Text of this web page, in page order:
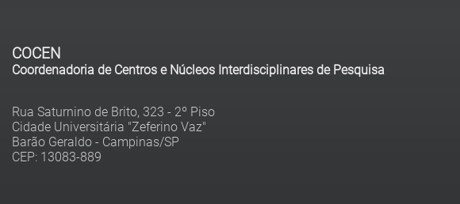
COCEN
Coordenadoria de Centros e Núcleos Interdisciplinares de Pesquisa
Rua Saturnino de Brito, 323 - 2º Piso
Cidade Universitária "Zeferino Vaz"
Barão Geraldo - Campinas/SP